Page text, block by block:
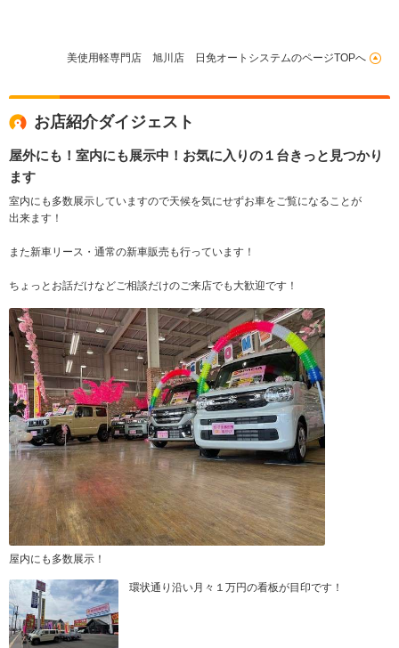
美使用軽専門店 旭川店 日免オートシステムのページTOPへ
お店紹介ダイジェスト
屋外にも！室内にも展示中！お気に入りの１台きっと見つかり
ます
室内にも多数展示していますので天候を気にせずお車をご覧になることが
出来ます！
また新車リース・通常の新車販売も行っています！
ちょっとお話だけなどご相談だけのご来店でも大歓迎です！
屋内にも多数展示！
環状通り沿い月々１万円の看板が目印です！